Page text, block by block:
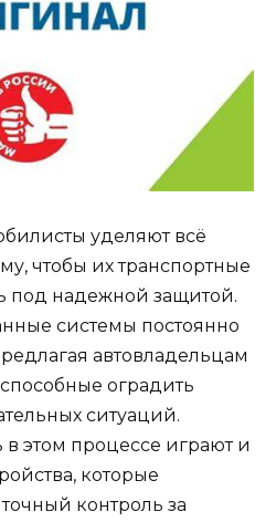
уделяют всё
чтобы их транспортные
под надежной защитой.
системы постоянно
автовладельцам
оградить
ситуаций.
этом процессе играют и
которые
контроль за